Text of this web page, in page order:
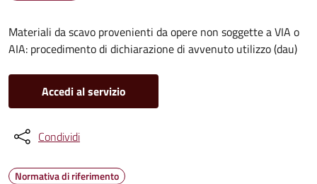
Materiali da scavo provenienti da opere non soggette a VIA o
AIA: procedimento di dichiarazione di avvenuto utilizzo (dau)
Accedi al servizio
Condividi
Normativa di riferimento